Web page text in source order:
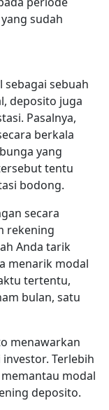
sudah
sebuah
deposito juga
Pasalnya,
berkala
yang
tentu
bodong.
secara
rekening
Anda tarik
menarik modal
tertentu,
bulan, satu
menawarkan
Terlebih
modal
deposito.